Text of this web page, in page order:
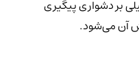
بر دشواری پیگیری
آن می‌شود.